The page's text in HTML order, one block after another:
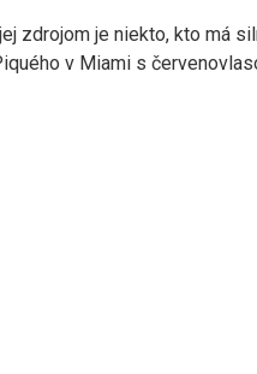
zdrojom je niekto, kto má
v Miami s